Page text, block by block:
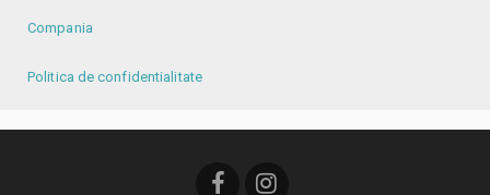
Compania
Politica de confidentialitate